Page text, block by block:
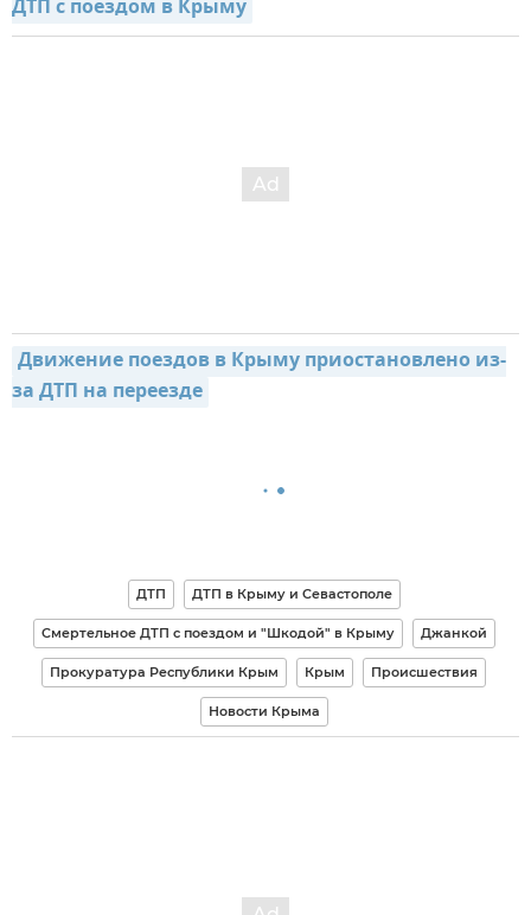
ДТП с поездом в Крыму
Движение поездов в Крыму приостановлено из-
за ДТП на переезде
ДТП ДТП в Крыму и Севастополе
Смертельное ДТП с поездом и "Шкодой" в Крыму Джанкой
Прокуратура Республики Крым Крым Происшествия
Новости Крыма